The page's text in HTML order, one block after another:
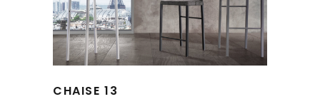
CHAISE 13